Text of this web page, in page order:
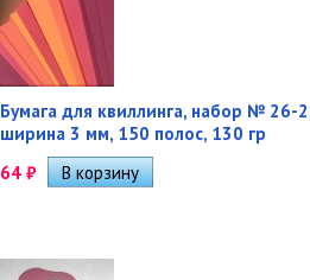
Бумага для квиллинга, набор № 26-
ширина 3 мм, 150 полос, 130 гр
64 ₽